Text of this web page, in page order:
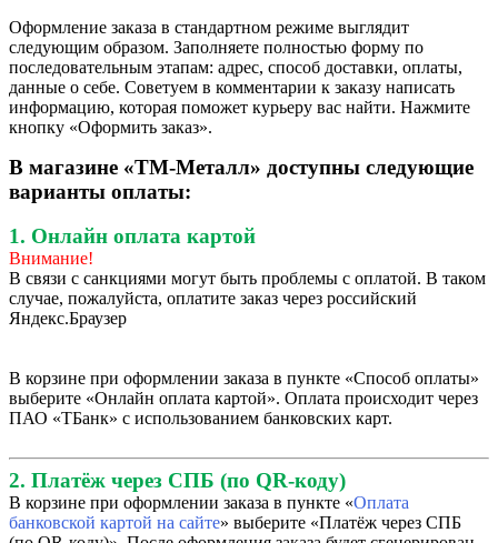
Оформление заказа в стандартном режиме выглядит
следующим образом. Заполняете полностью форму по
последовательным этапам: адрес, способ доставки, оплаты,
данные о себе. Советуем в комментарии к заказу написать
информацию, которая поможет курьеру вас найти. Нажмите
кнопку «Оформить заказ».
В магазине «ТМ-Металл» доступны следующие
варианты оплаты:
1. Онлайн оплата картой
Внимание!
В связи с санкциями могут быть проблемы с оплатой. В таком
случае, пожалуйста, оплатите заказ через российский
Яндекс.Браузер
В корзине при оформлении заказа в пункте «Способ оплаты»
выберите «Онлайн оплата картой». Оплата происходит через
ПАО «ТБанк» с использованием банковских карт.
2. Платёж через СПБ (по QR-коду)
В корзине при оформлении заказа в пункте «Оплата
банковской картой на сайте» выберите «Платёж через СПБ